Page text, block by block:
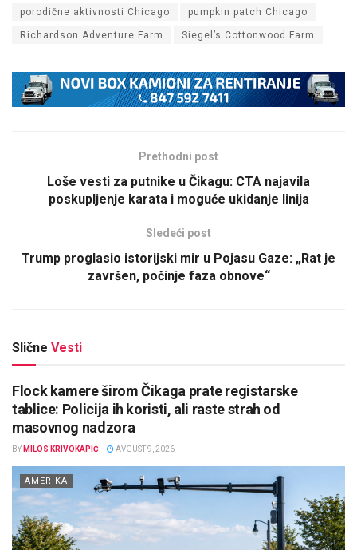
porodične aktivnosti Chicago pumpkin patch Chicago
Richardson Adventure Farm Siegel’s Cottonwood Farm
Prethodni post
Loše vesti za putnike u Čikagu: CTA najavila
poskupljenje karata i moguće ukidanje linija
Sledeći post
Trump proglasio istorijski mir u Pojasu Gaze: „Rat je
završen, počinje faza obnove“
Slične Vesti
Flock kamere širom Čikaga prate registarske
tablice: Policija ih koristi, ali raste strah od
masovnog nadzora
BY MILOS KRIVOKAPIĆ AVGUST 9, 2026
AMERIKA